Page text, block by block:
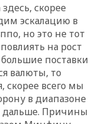
скорее
эскалацию в
но это не тот
на рост
поставки
валюты, то
скорее всего мы
в диапазоне
дальше. Причины